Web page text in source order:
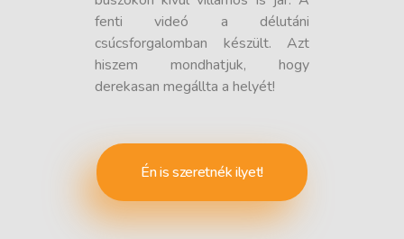
fenti videó a délutáni
csúcsforgalomban készült. Azt
hiszem mondhatjuk, hogy
derekasan megállta a helyét!
Én is szeretnék ilyet!